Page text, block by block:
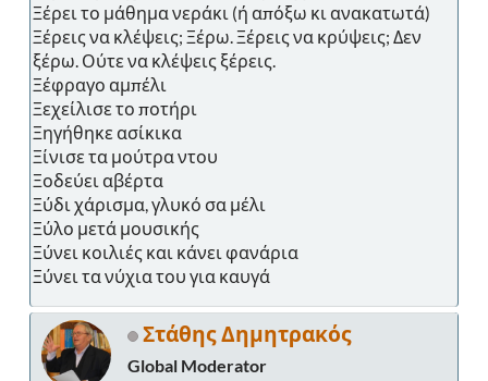
Ξέρει το μάθημα νεράκι (ή απόξω κι ανακατωτά)
Ξέρεις να κλέψεις; Ξέρω. Ξέρεις να κρύψεις; Δεν
ξέρω. Ούτε να κλέψεις ξέρεις.
Ξέφραγο αμπέλι
Ξεχείλισε το ποτήρι
Ξηγήθηκε ασίκικα
Ξίνισε τα μούτρα ντου
Ξοδεύει αβέρτα
Ξύδι χάρισμα, γλυκό σα μέλι
Ξύλο μετά μουσικής
Ξύνει κοιλιές και κάνει φανάρια
Ξύνει τα νύχια του για καυγά
Στάθης Δημητρακός
Global Moderator